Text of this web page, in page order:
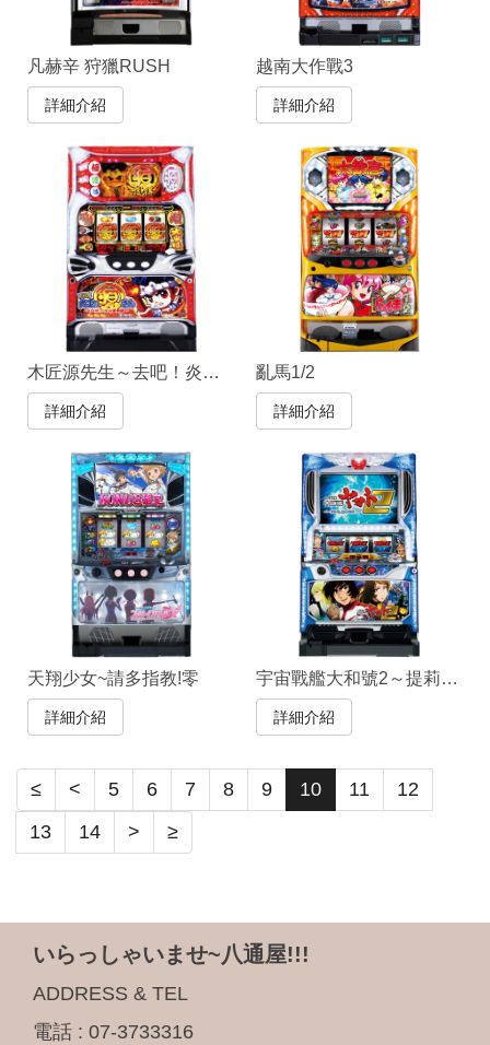
凡赫辛 狩獵RUSH
詳細介紹
越南大作戰3
詳細介紹
木匠源先生～去吧！炎之源祭編～
詳細介紹
亂馬1/2
詳細介紹
天翔少女~請多指教!零
詳細介紹
宇宙戰艦大和號2～提莉莎、愛的指導
詳細介紹
≤ < 5 6 7 8 9 10 11
12
13
14 > ≥
いらっしゃいませ~八通屋!!!
ADDRESS & TEL
電話 : 07-3733316